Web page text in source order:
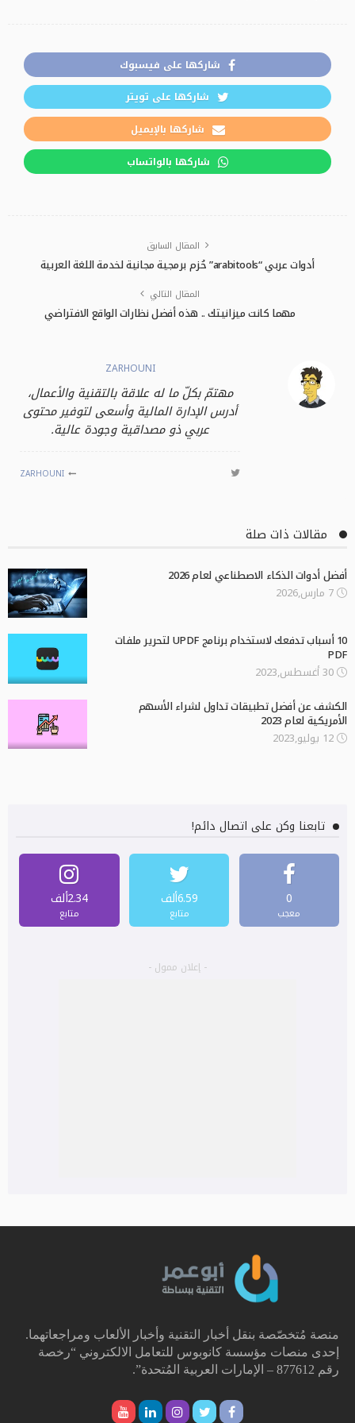
شاركها على فيسبوك
شاركها على تويتر
شاركها بالإيميل
شاركها بالواتساب
المقال السابق
أدوات عربي “arabitools” حُزم برمجية مجانية لخدمة اللغة العربية
المقال التالي
مهما كانت ميزانيتك .. هذه أفضل نظارات الواقع الافتراضي
ZARHOUNI
مهتمّ بكلّ ما له علاقة بالتقنية والأعمال،
أدرس الإدارة المالية وأسعى لتوفير محتوى
عربي ذو مصداقية وجودة عالية.
ZARHOUNI
مقالات ذات صلة
أفضل أدوات الذكاء الاصطناعي لعام 2026
7 مارس,2026
10 أسباب تدفعك لاستخدام برنامج UPDF لتحرير ملفات
PDF
30 أغسطس,2023
الكشف عن أفضل تطبيقات تداول لشراء الأسهم
الأمريكية لعام 2023
12 يوليو,2023
تابعنا وكن على اتصال دائم!
0
معجب
6.59ألف
متابع
2.34ألف
متابع
- إعلان ممول -
منصة مُتخصّصة بنقل أخبار التقنية وأخبار الألعاب ومراجعاتهما.
إحدى منصات مؤسسة كانوبوس للتعامل الالكتروني “رخصة
رقم 877612 – الإمارات العربية المُتحدة”.